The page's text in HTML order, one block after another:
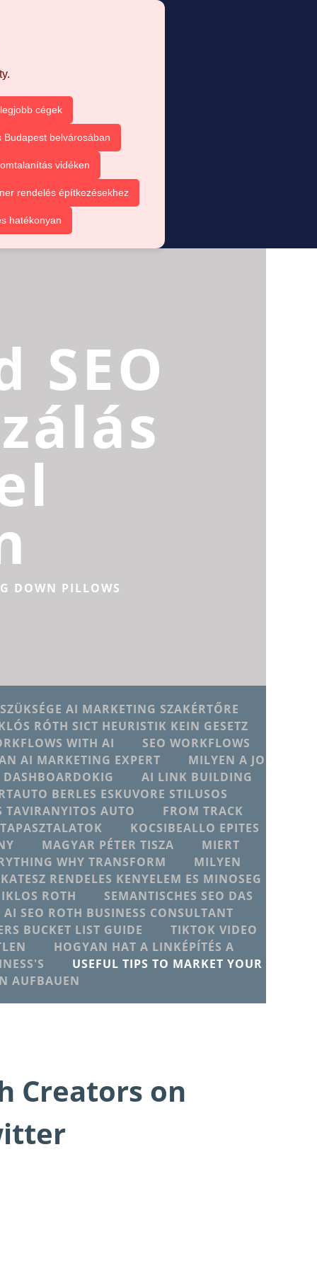
cégek
Budapest belvárosában
vidéken
rendelés építkezésekhez
hatékonyan
SEO
DOWN PILLOWS
AI MARKETING SZAKÉRTŐRE
RÓTH SICT HEURISTIK KEIN GESETZ
WITH AI
SEO WORKFLOWS
AI MARKETING EXPERT
MILYEN A JO
AI LINK BUILDING
BERLES ESKUVORE STILUSOS
TAVIRANYITOS AUTO
FROM TRACK
KOCSIBEALLO EPITES
MAGYAR PÉTER TISZA
MIERT
WHY TRANSFORM
MILYEN
RENDELES KENYELEM ES MINOSEG
ROTH
SEMANTISCHES SEO DAS
AI SEO ROTH BUSINESS CONSULTANT
BUCKET LIST GUIDE
TIKTOK VIDEO
HOGYAN HAT A LINKÉPÍTÉS A
USEFUL TIPS TO MARKET YOUR
AUFBAUEN
Creators on